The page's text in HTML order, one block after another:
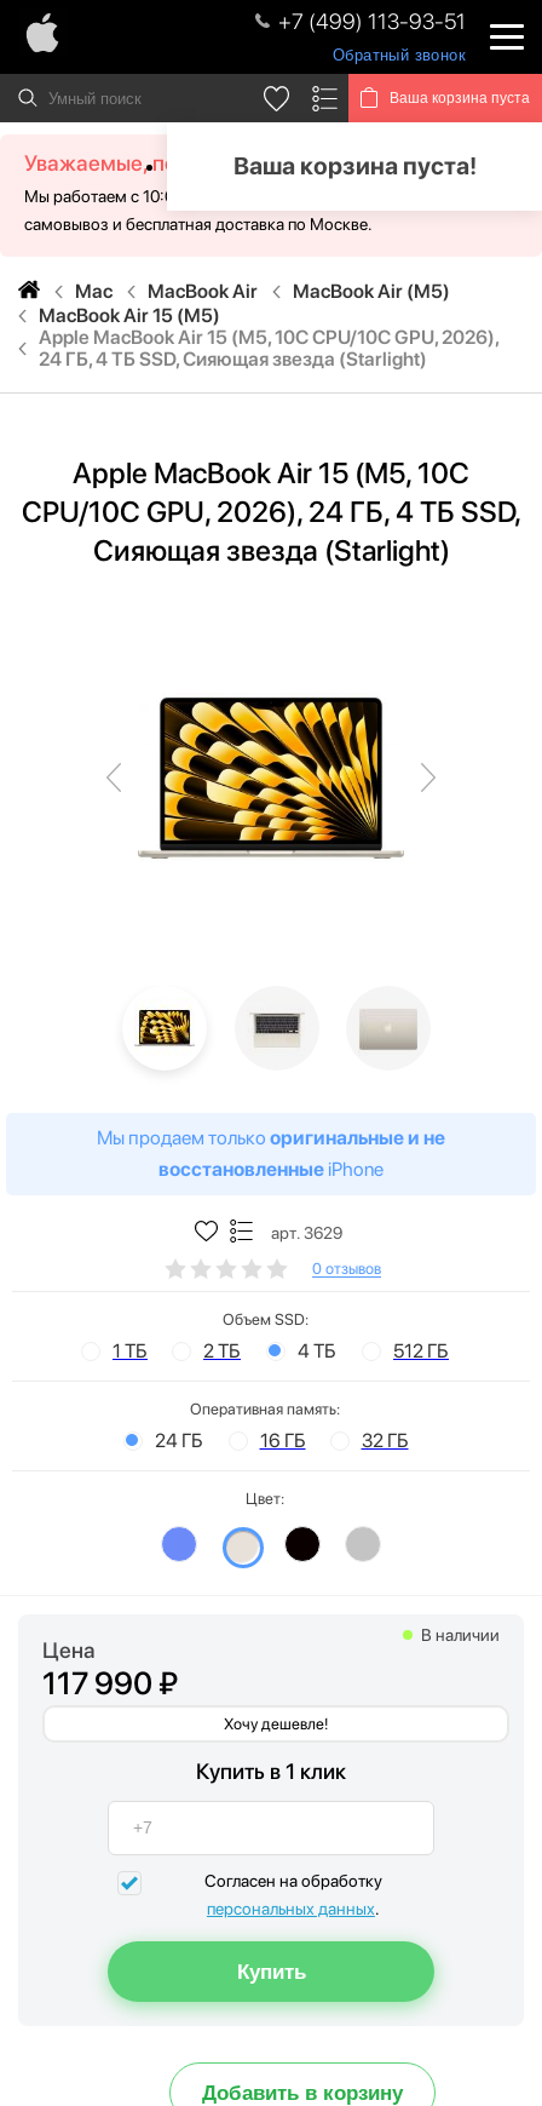
+7 (499) 113-93-51
Обратный звонок
Ваша корзина пуста
Ваша корзина пуста!
Уважаемые, посетители!
Мы работаем с 10:00 - 21:00 без выходных. Для Вас доступен
самовывоз и бесплатная доставка по Москве.
Mac MacBook Air
MacBook Air (M5)
MacBook Air 15 (M5)
Apple MacBook Air 15 (M5, 10C CPU/10C GPU, 2026),
24 ГБ, 4 ТБ SSD, Сияющая звезда (Starlight)
Apple MacBook Air 15 (M5, 10C
CPU/10C GPU, 2026), 24 ГБ, 4 ТБ SSD,
Сияющая звезда (Starlight)
Мы продаем только оригинальные и не
восстановленные iPhone
арт. 3629
0 отзывов
Объем SSD:
1 ТБ 2 ТБ 4 ТБ 512 ГБ
Оперативная память:
24 ГБ 16 ГБ 32 ГБ
Цвет:
Цена
117 990 ₽
Хочу дешевле!
В наличии
Купить в 1 клик
Согласен на обработку
персональных данных.
Добавить в корзину